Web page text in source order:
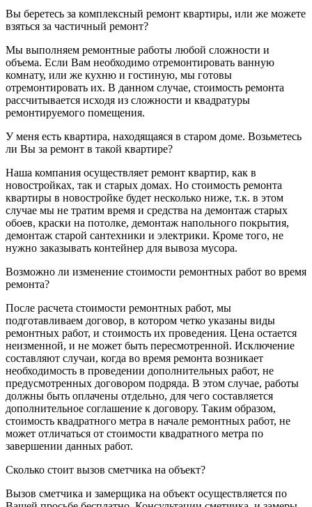
Вы беретесь за комплексный ремонт квартиры, или же можете
взяться за частичный ремонт?
Мы выполняем ремонтные работы любой сложности и
объема. Если Вам необходимо отремонтировать ванную
комнату, или же кухню и гостиную, мы готовы
отремонтировать их. В данном случае, стоимость ремонта
рассчитывается исходя из сложности и квадратуры
ремонтируемого помещения.
У меня есть квартира, находящаяся в старом доме. Возьметесь
ли Вы за ремонт в такой квартире?
Наша компания осуществляет ремонт квартир, как в
новостройках, так и старых домах. Но стоимость ремонта
квартиры в новостройке будет несколько ниже, т.к. в этом
случае мы не тратим время и средства на демонтаж старых
обоев, краски на потолке, демонтаж напольного покрытия,
демонтаж старой сантехники и электрики. Кроме того, не
нужно заказывать контейнер для вывоза мусора.
Возможно ли изменение стоимости ремонтных работ во время
ремонта?
После расчета стоимости ремонтных работ, мы
подготавливаем договор, в котором четко указаны виды
ремонтных работ, и стоимость их проведения. Цена остается
неизменной, и не может быть пересмотренной. Исключение
составляют случаи, когда во время ремонта возникает
необходимость в проведении дополнительных работ, не
предусмотренных договором подряда. В этом случае, работы
должны быть оплачены отдельно, для чего составляется
дополнительное соглашение к договору. Таким образом,
стоимость квадратного метра в начале ремонтных работ, не
может отличаться от стоимости квадратного метра по
завершении данных работ.
Сколько стоит вызов сметчика на объект?
Вызов сметчика и замерщика на объект осуществляется по